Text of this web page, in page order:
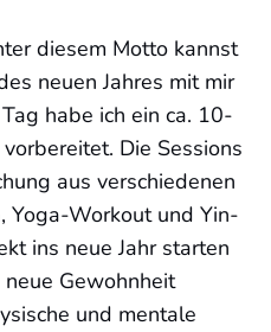
diesem Motto kannst
neuen Jahres mit mir
habe ich ein ca. 10-
Die Sessions
aus verschiedenen
Yoga-Workout und Yin-
ins neue Jahr starten
Gewohnheit
und mentale